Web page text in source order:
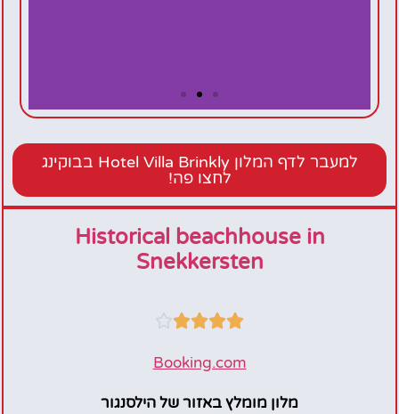
Hotel Villa
Brinkly
למעבר לדף המלון Hotel Villa Brinkly בבוקינג
לחצו פה!
Historical beachhouse in
Snekkersten





Booking.com
מלון מומלץ באזור של הילסנגור